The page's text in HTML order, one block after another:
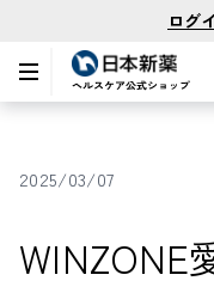
ログ
2025/03/07
WINZONE